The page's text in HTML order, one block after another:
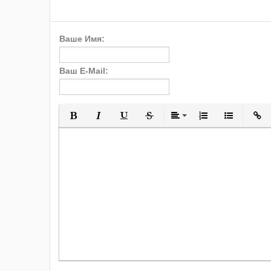
Ваше Имя:
Ваш E-Mail:
Полужирный
КурсивПодчеркнутый
Зачеркнутый